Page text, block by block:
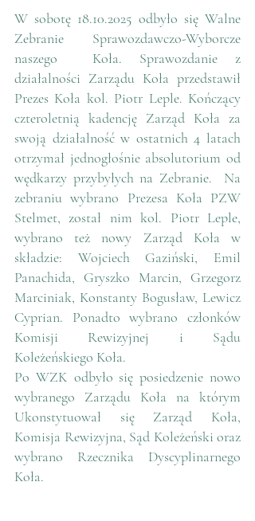
W sobotę 18.10.2025 odbyło się Walne
Zebranie Sprawozdawczo-Wyborcze
naszego  Koła. Sprawozdanie z
działalności Zarządu Koła przedstawił
Prezes Koła kol. Piotr Leple. Kończący
czteroletnią kadencję Zarząd Koła za
swoją działalność w ostatnich 4 latach
otrzymał jednogłośnie absolutorium od
wędkarzy przybyłych na Zebranie.  Na
zebraniu wybrano Prezesa Koła PZW
Stelmet, został nim kol. Piotr Leple,
wybrano też nowy Zarząd Koła w
składzie: Wojciech Gaziński, Emil
Panachida, Gryszko Marcin, Grzegorz
Marciniak, Konstanty Bogusław, Lewicz
Cyprian. Ponadto wybrano członków
Komisji Rewizyjnej i Sądu
Koleżeńskiego Koła.
Po WZK odbyło się posiedzenie nowo
wybranego Zarządu Koła na którym
Ukonstytuował się Zarząd Koła,
Komisja Rewizyjna, Sąd Koleżeński oraz
wybrano Rzecznika Dyscyplinarnego
Koła.